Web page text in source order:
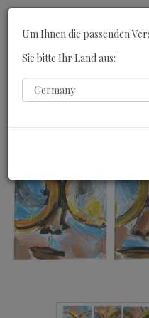
Um Ihnen die passenden
Sie bitte Ihr Land aus: